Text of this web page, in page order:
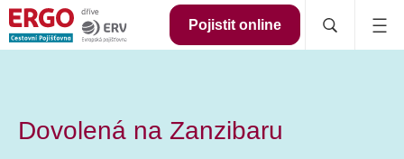
Pojistit online
Dovolená na Zanzibaru